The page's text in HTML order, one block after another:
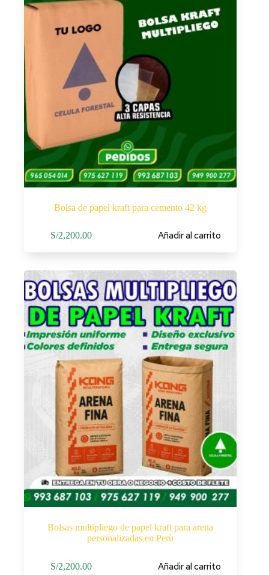
Bolsa de papel kraft para cemento 42 kg
S/2,200.00 Añadir al carrito
Bolsas multipliego de papel kraft para arena
personalizadas en Perù
S/2,200.00 Añadir al carrito